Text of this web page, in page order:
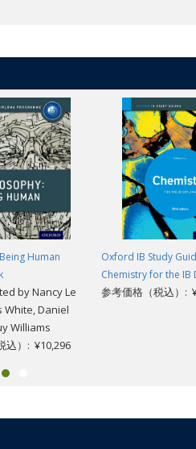
Human
by Nancy Le
White, Daniel
Williams
込）: ¥10,296
Oxford IB Study
Chemistry for the IB
参考価格（税込）: